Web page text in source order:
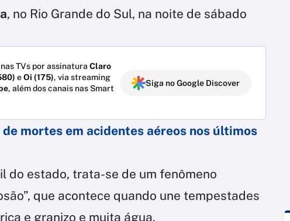
, no Rio Grande do Sul, na noite de sábado
TVs por assinatura Claro
eOi (175), via streaming
, além dos canais nas Smart
Siga no Google Discover
mortes em acidentes aéreos nos últimos
do estado, trata-se de um fenômeno
que acontece quando une tempestades
e granizo e muita água.